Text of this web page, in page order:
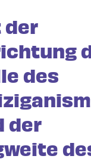
der
des
der